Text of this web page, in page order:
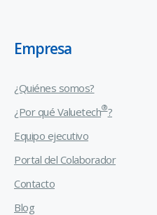
Empresa
¿Quiénes somos?
¿Por qué Valuetech®?
Equipo ejecutivo
Portal del Colaborador
Contacto
Blog